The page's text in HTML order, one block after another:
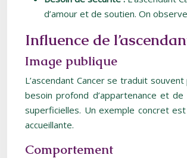
d’amour et de soutien. On
Influence de
Image publique
L’ascendant Cancer se traduit
besoin profond d’appartenance et
superficielles. Un exemple concret
accueillante.
Comportement